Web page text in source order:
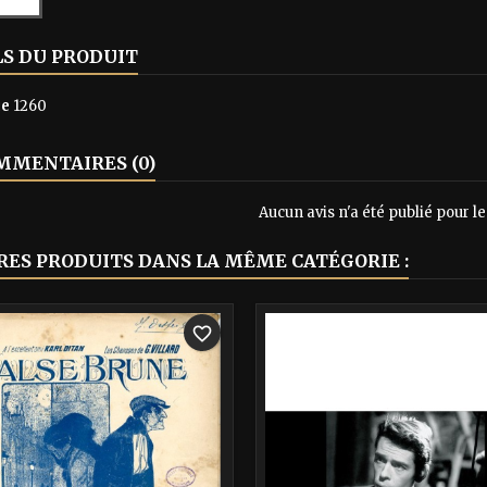
DU PRODUIT
1260
(0)
Aucun avis n'a été publié pour
PRODUITS DANS LA MÊME CATÉGORIE :
favorite_border